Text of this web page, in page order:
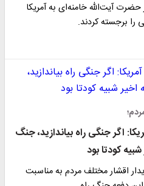
آیت‌الله خامنه‌ای به آمریکا
را برجسته کردند.
اگر جنگی راه بیاندازید، جنگ
کودتا بود
اقشار مختلف مردم به مناسبت